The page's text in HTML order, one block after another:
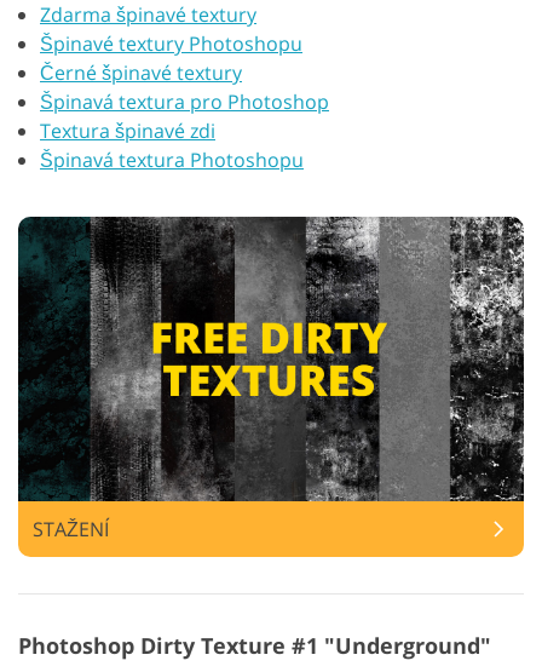
Zdarma špinavé textury
Špinavé textury Photoshopu
Černé špinavé textury
Špinavá textura pro Photoshop
Textura špinavé zdi
Špinavá textura Photoshopu
STAŽENÍ
Photoshop Dirty Texture #1 "Underground"